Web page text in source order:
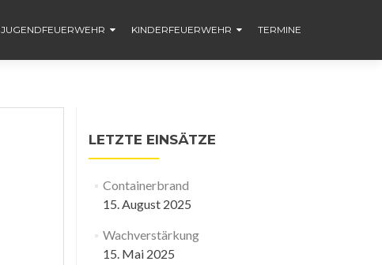
JUGENDFEUERWEHR KINDERFEUERWEHR TERMINE
LETZTE EINSÄTZE
Containerbrand
15. August 2025
Wachverstärkung
15. Mai 2025